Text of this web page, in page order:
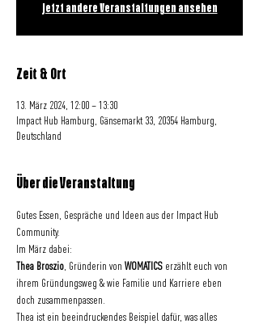
Jetzt andere Veranstaltungen ansehen
Zeit & Ort
13. März 2024, 12:00 – 13:30
Impact Hub Hamburg, Gänsemarkt 33, 20354 Hamburg,
Deutschland
Über die Veranstaltung
Gutes Essen, Gespräche und Ideen aus der Impact Hub
Community.
Im März dabei:
Thea Broszio, Gründerin von WOMATICS erzählt euch von
ihrem Gründungsweg & wie Familie und Karriere eben
doch zusammenpassen.
Thea ist ein beeindruckendes Beispiel dafür, was alles